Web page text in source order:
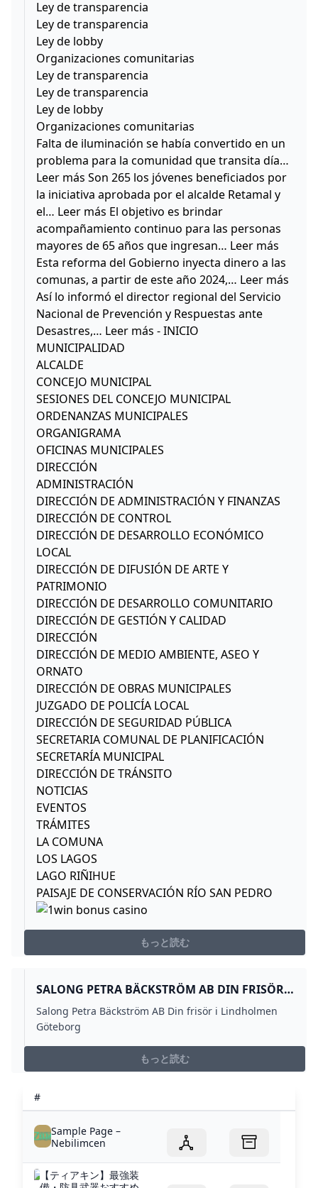
LAGOS
Ley de transparencia
Ley de transparencia
Ley de lobby
Organizaciones comunitarias
Ley de transparencia
Ley de transparencia
Ley de lobby
Organizaciones comunitarias
Falta de iluminación se había convertido en un
problema para la comunidad que transita día…
Leer más Son 265 los jóvenes beneficiados por
la iniciativa aprobada por el alcalde Retamal y
el… Leer más El objetivo es brindar
acompañamiento continuo para las personas
mayores de 65 años que ingresan… Leer más
Esta reforma del Gobierno inyecta dinero a las
comunas, a partir de este año 2024,… Leer más
Así lo informó el director regional del Servicio
Nacional de Prevención y Respuestas ante
Desastres,… Leer más - INICIO
MUNICIPALIDAD
ALCALDE
CONCEJO MUNICIPAL
SESIONES DEL CONCEJO MUNICIPAL
ORDENANZAS MUNICIPALES
ORGANIGRAMA
OFICINAS MUNICIPALES
DIRECCIÓN
ADMINISTRACIÓN
DIRECCIÓN DE ADMINISTRACIÓN Y FINANZAS
DIRECCIÓN DE CONTROL
DIRECCIÓN DE DESARROLLO ECONÓMICO
LOCAL
DIRECCIÓN DE DIFUSIÓN DE ARTE Y
PATRIMONIO
DIRECCIÓN DE DESARROLLO COMUNITARIO
DIRECCIÓN DE GESTIÓN Y CALIDAD
DIRECCIÓN
DIRECCIÓN DE MEDIO AMBIENTE, ASEO Y
ORNATO
DIRECCIÓN DE OBRAS MUNICIPALES
JUZGADO DE POLICÍA LOCAL
DIRECCIÓN DE SEGURIDAD PÚBLICA
SECRETARIA COMUNAL DE PLANIFICACIÓN
SECRETARÍA MUNICIPAL
DIRECCIÓN DE TRÁNSITO
NOTICIAS
EVENTOS
TRÁMITES
LA COMUNA
LOS LAGOS
LAGO RIÑIHUE
PAISAJE DE CONSERVACIÓN RÍO SAN PEDRO
もっと読む
SALONG PETRA BÄCKSTRÖM AB DIN FRISÖR I
LINDHOLMEN GÖTEBORG
Salong Petra Bäckström AB Din frisör i Lindholmen
Göteborg
もっと読む
#
Sample Page –
Nebilimcen
【ティアキン】最強装